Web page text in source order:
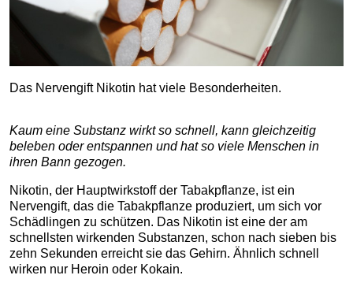
Das Nervengift Nikotin hat viele Besonderheiten.
Kaum eine Substanz wirkt so schnell, kann gleichzeitig
beleben oder entspannen und hat so viele Menschen in
ihren Bann gezogen.
Nikotin, der Hauptwirkstoff der Tabakpflanze, ist ein
Nervengift, das die Tabakpflanze produziert, um sich vor
Schädlingen zu schützen. Das Nikotin ist eine der am
schnellsten wirkenden Substanzen, schon nach sieben bis
zehn Sekunden erreicht sie das Gehirn. Ähnlich schnell
wirken nur Heroin oder Kokain.